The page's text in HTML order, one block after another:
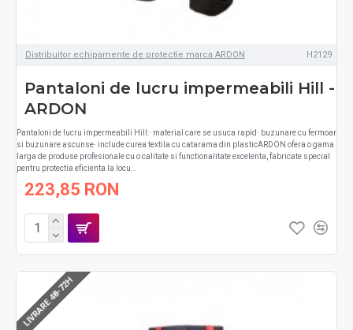
Distribuitor echipamente de protectie marca ARDON H2129
Pantaloni de lucru impermeabili Hill -
ARDON
Pantaloni de lucru impermeabili Hill:∙ material care se usuca rapid∙ buzunare cu fermoar
si buzunare ascunse∙ include curea textila cu catarama din plasticARDON ofera o gama
larga de produse profesionale cu o calitate si functionalitate excelenta, fabricate special
pentru protectia eficienta la locu..
223,85 RON
LIVRARE 48-72H